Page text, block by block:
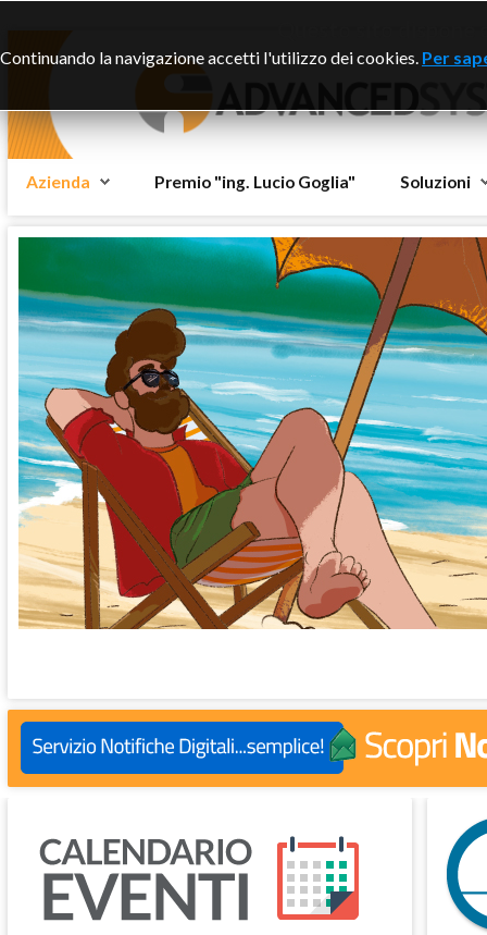
Azienda Premio "ing. Lucio Goglia" Soluzioni
Continuando la navigazione accetti l'utilizzo dei cookies. Per